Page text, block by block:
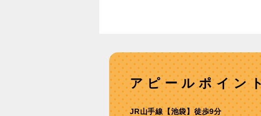
アピールポイン
JR山手線【池袋】徒歩9分